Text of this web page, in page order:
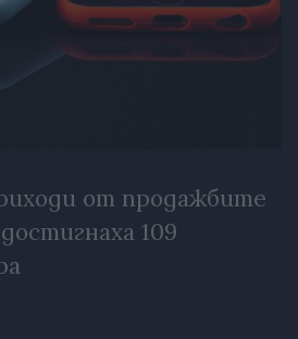
от продажбите
109